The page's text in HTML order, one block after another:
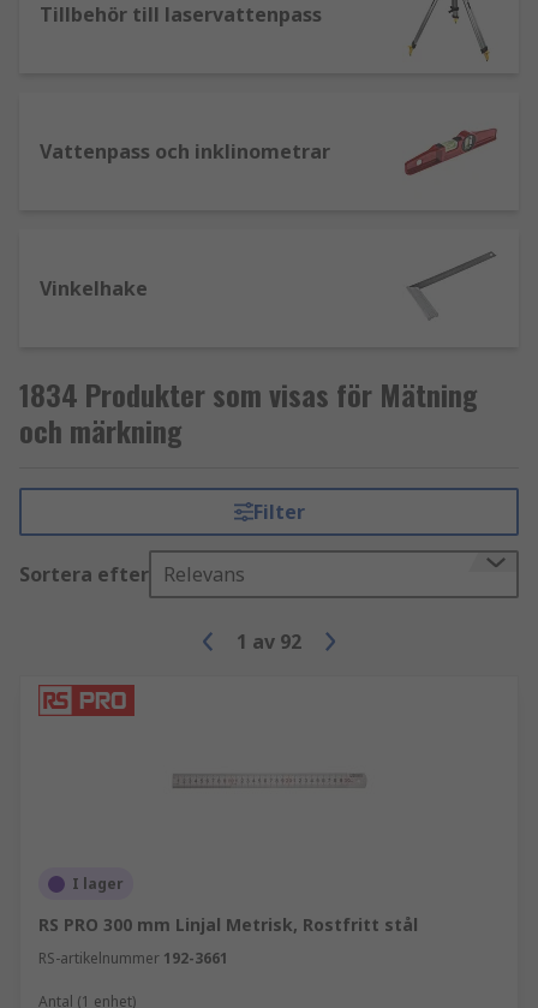
Tillbehör till laservattenpass
Vattenpass och inklinometrar
Vinkelhake
1834 Produkter som visas för Mätning
och märkning
Filter
Sortera efter Relevans
1 av 92
I lager
RS PRO 300 mm Linjal Metrisk, Rostfritt stål
RS-artikelnummer 192-3661
Antal (1 enhet)